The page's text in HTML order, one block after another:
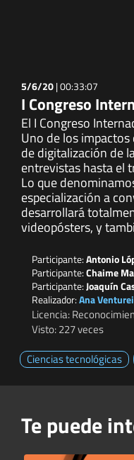
5/6/20|00:33:07
I Congreso
El I Congreso
Uno de los
de digitalización de
entrevistas hasta el
Lo que
especialización a
desarrollará
videopósters, y
Participante:Antonio
Participante:Chaime
Participante:Joaquín
Realizador:Ana
Licencia:
Visto: 227 veces
Ciencias tecnológicas
Te puede